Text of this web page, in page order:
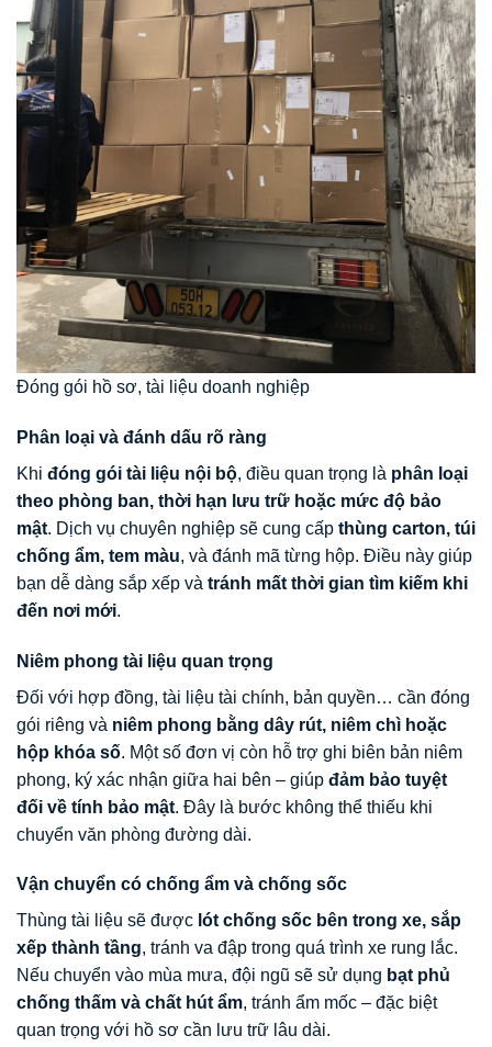
Đóng gói hồ sơ, tài liệu doanh nghiệp
Phân loại và đánh dấu rõ ràng
Khi đóng gói tài liệu nội bộ, điều quan trọng là phân loại
theo phòng ban, thời hạn lưu trữ hoặc mức độ bảo
mật. Dịch vụ chuyên nghiệp sẽ cung cấp thùng carton, túi
chống ẩm, tem màu, và đánh mã từng hộp. Điều này giúp
bạn dễ dàng sắp xếp và tránh mất thời gian tìm kiếm khi
đến nơi mới.
Niêm phong tài liệu quan trọng
Đối với hợp đồng, tài liệu tài chính, bản quyền… cần đóng
gói riêng và niêm phong bằng dây rút, niêm chì hoặc
hộp khóa số. Một số đơn vị còn hỗ trợ ghi biên bản niêm
phong, ký xác nhận giữa hai bên – giúp đảm bảo tuyệt
đối về tính bảo mật. Đây là bước không thể thiếu khi
chuyển văn phòng đường dài.
Vận chuyển có chống ẩm và chống sốc
Thùng tài liệu sẽ được lót chống sốc bên trong xe, sắp
xếp thành tầng, tránh va đập trong quá trình xe rung lắc.
Nếu chuyển vào mùa mưa, đội ngũ sẽ sử dụng bạt phủ
chống thấm và chất hút ẩm, tránh ẩm mốc – đặc biệt
quan trọng với hồ sơ cần lưu trữ lâu dài.